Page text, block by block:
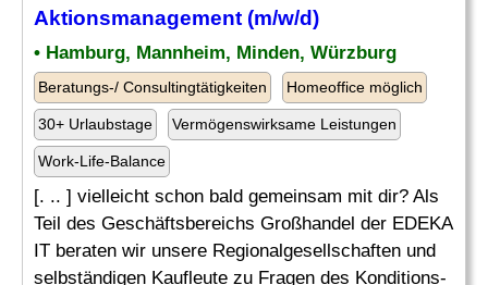
Aktionsmanagement (m/w/d)
• Hamburg, Mannheim, Minden, Würzburg
Beratungs-/ Consultingtätigkeiten Homeoffice möglich
30+ Urlaubstage Vermögenswirksame Leistungen
Work-Life-Balance
[. .. ] vielleicht schon bald gemeinsam mit dir? Als
Teil des Geschäftsbereichs Großhandel der EDEKA
IT beraten wir unsere Regionalgesellschaften und
selbständigen Kaufleute zu Fragen des Konditions-